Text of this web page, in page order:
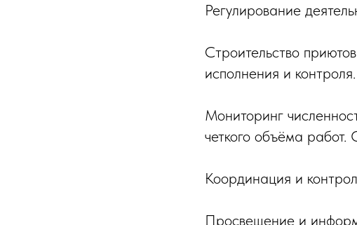
Регулирование
Строительство
исполнения и контроля.
Мониторинг
четкого объёма работ.
Координация и
Просвещение и